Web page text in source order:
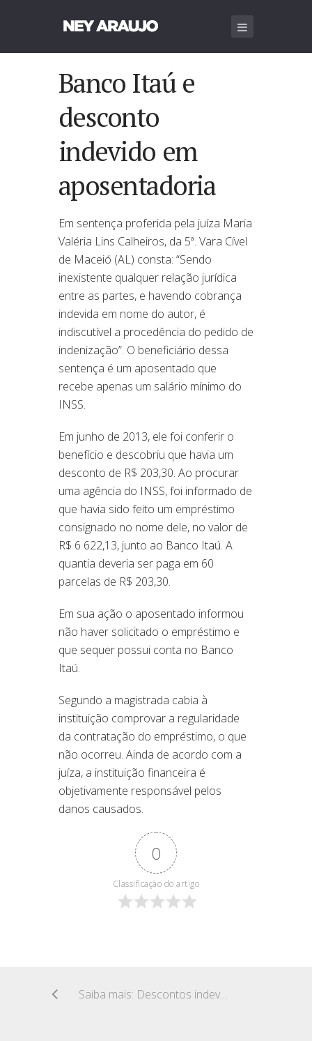
Banco Itaú e
desconto
indevido em
aposentadoria
Em sentença proferida pela juíza Maria
Valéria Lins Calheiros, da 5ª. Vara Cível
de Maceió (AL) consta: “Sendo
inexistente qualquer relação jurídica
entre as partes, e havendo cobrança
indevida em nome do autor, é
indiscutível a procedência do pedido de
indenização”. O beneficiário dessa
sentença é um aposentado que
recebe apenas um salário mínimo do
INSS.
Em junho de 2013, ele foi conferir o
benefício e descobriu que havia um
desconto de R$ 203,30. Ao procurar
uma agência do INSS, foi informado de
que havia sido feito um empréstimo
consignado no nome dele, no valor de
R$ 6 622,13, junto ao Banco Itaú. A
quantia deveria ser paga em 60
parcelas de R$ 203,30.
Em sua ação o aposentado informou
não haver solicitado o empréstimo e
que sequer possui conta no Banco
Itaú.
Segundo a magistrada cabia à
instituição comprovar a regularidade
da contratação do empréstimo, o que
não ocorreu. Ainda de acordo com a
juíza, a instituição financeira é
objetivamente responsável pelos
danos causados.
0
Classificação do artigo
Saiba mais: Descontos indevidos em favor de sindicato – Restituição